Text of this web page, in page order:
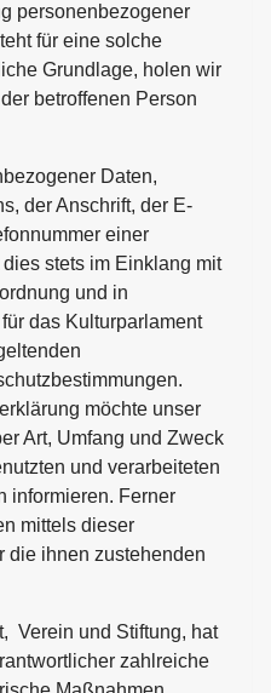
personenbezogener
für eine solche
Grundlage, holen wir
betroffenen Person
Daten,
der Anschrift, der E-
einer
stets im Einklang mit
und in
das Kulturparlament
möchte unser
Art, Umfang und Zweck
und verarbeiteten
informieren. Ferner
mittels dieser
die ihnen zustehenden
Verein und Stiftung, hat
zahlreiche